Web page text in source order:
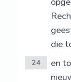
die
24
en